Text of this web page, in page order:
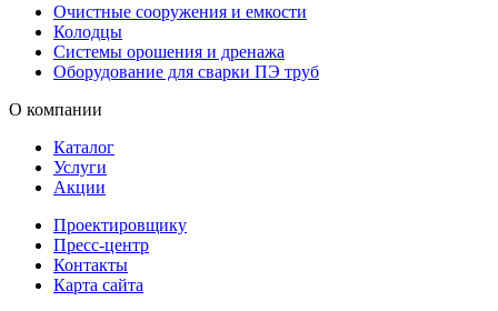
Очистные сооружения и емкости
Колодцы
Системы орошения и дренажа
Оборудование для сварки ПЭ труб
О компании
Каталог
Услуги
Акции
Проектировщику
Пресс-центр
Контакты
Карта сайта